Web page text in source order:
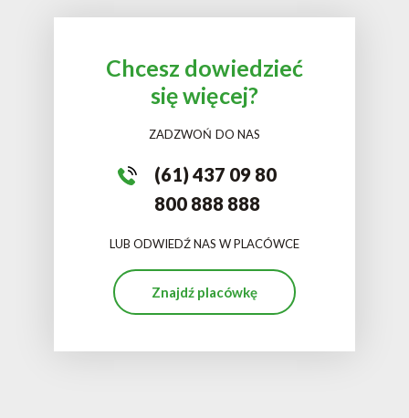
Chcesz dowiedzieć
się więcej?
ZADZWOŃ DO NAS
(61) 437 09 80
800 888 888
LUB ODWIEDŹ NAS W PLACÓWCE
Znajdź placówkę